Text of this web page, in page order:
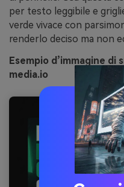
per testo leggibile e
verde vivace con
renderlo deciso ma non
Esempio d’immagine di
media.io